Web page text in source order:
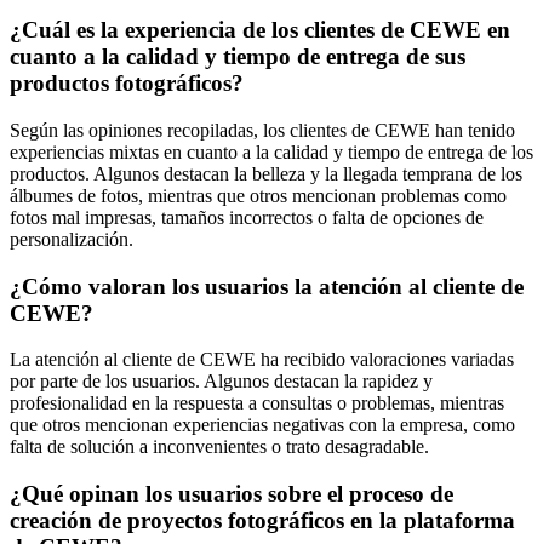
¿Cuál es la experiencia de los clientes de CEWE en
cuanto a la calidad y tiempo de entrega de sus
productos fotográficos?
Según las opiniones recopiladas, los clientes de CEWE han tenido
experiencias mixtas en cuanto a la calidad y tiempo de entrega de los
productos. Algunos destacan la belleza y la llegada temprana de los
álbumes de fotos, mientras que otros mencionan problemas como
fotos mal impresas, tamaños incorrectos o falta de opciones de
personalización.
¿Cómo valoran los usuarios la atención al cliente de
CEWE?
La atención al cliente de CEWE ha recibido valoraciones variadas
por parte de los usuarios. Algunos destacan la rapidez y
profesionalidad en la respuesta a consultas o problemas, mientras
que otros mencionan experiencias negativas con la empresa, como
falta de solución a inconvenientes o trato desagradable.
¿Qué opinan los usuarios sobre el proceso de
creación de proyectos fotográficos en la plataforma